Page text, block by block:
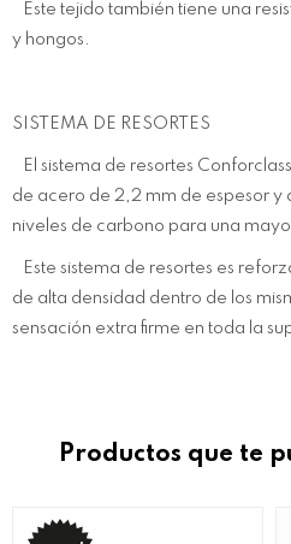
Este tejido también tiene una
y hongos.
SISTEMA DE RESORTES
El sistema de resortes
de acero de 2,2 mm de espesor y
niveles de carbono para una
Este sistema de resortes es
de alta densidad dentro de los
sensación extra firme en toda la
Productos que te